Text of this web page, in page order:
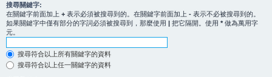
搜尋關鍵字:
在關鍵字前面加上 + 表示必須被搜尋到的。在關鍵字前面加上 - 表示不必被搜尋到的。
如果關鍵字中僅有部分的字詞必須被搜尋到，那麼使用 | 把它隔開。使用 * 做為萬用字
元。
搜尋符合以上所有關鍵字的資料
搜尋符合以上任一關鍵字的資料